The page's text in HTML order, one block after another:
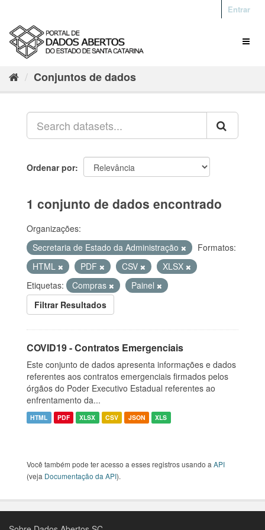
Entrar
Conjuntos de dados
Ordenar por
1 conjunto de dados encontrado
Organizações:
Secretaria de Estado da Administração
Formatos:
HTML
PDF CSV
XLSX
Etiquetas:
Compras
Painel
Filtrar Resultados
COVID19 - Contratos Emergenciais
Este conjunto de dados apresenta informações e dados
referentes aos contratos emergenciais firmados pelos
órgãos do Poder Executivo Estadual referentes ao
enfrentamento da...
HTML PDF XLSX CSV JSON XLS
Você também pode ter acesso a esses registros usando a API
(veja Documentação da API).